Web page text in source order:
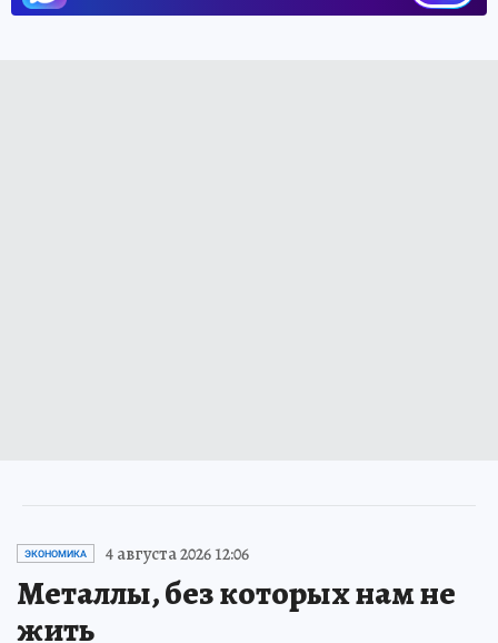
ЭКОНОМИКА 4 августа 2026 12:06
Металлы, без которых нам не
жить